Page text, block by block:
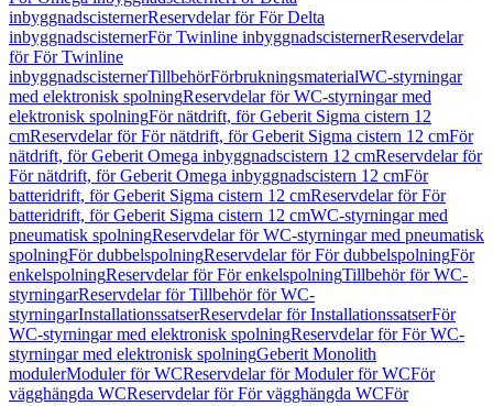
inbyggnadscisternerReservdelar för För Delta
inbyggnadscisternerFör Twinline inbyggnadscisternerReservdelar
för För Twinline
inbyggnadscisternerTillbehörFörbrukningsmaterialWC-styrningar
med elektronisk spolningReservdelar för WC-styrningar med
elektronisk spolningFör nätdrift, för Geberit Sigma cistern 12
cmReservdelar för För nätdrift, för Geberit Sigma cistern 12 cmFör
nätdrift, för Geberit Omega inbyggnadscistern 12 cmReservdelar för
För nätdrift, för Geberit Omega inbyggnadscistern 12 cmFör
batteridrift, för Geberit Sigma cistern 12 cmReservdelar för För
batteridrift, för Geberit Sigma cistern 12 cmWC-styrningar med
pneumatisk spolningReservdelar för WC-styrningar med pneumatisk
spolningFör dubbelspolningReservdelar för För dubbelspolningFör
enkelspolningReservdelar för För enkelspolningTillbehör för WC-
styrningarReservdelar för Tillbehör för WC-
styrningarInstallationssatserReservdelar för InstallationssatserFör
WC-styrningar med elektronisk spolningReservdelar för För WC-
styrningar med elektronisk spolningGeberit Monolith
modulerModuler för WCReservdelar för Moduler för WCFör
vägghängda WCReservdelar för För vägghängda WCFör